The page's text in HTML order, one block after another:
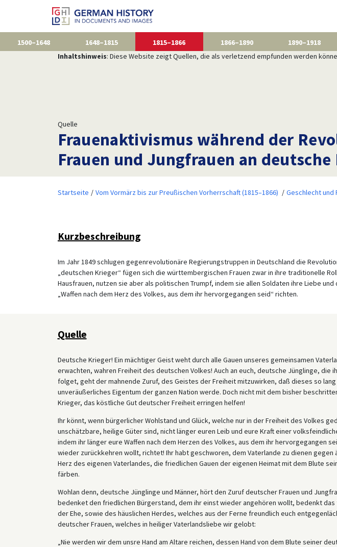
1500–1648 1648–1815 1815–1866 1866–1890 1890–1918
Inhaltshinweis: Diese Website zeigt Quellen, die als verletzend empfunden werden
Quelle
Frauenaktivismus während der
Frauen und Jungfrauen an deutsche
Startseite Vom Vormärz bis zur Preußischen Vorherrschaft (1815–1866) Geschlecht und
Kurzbeschreibung
Im Jahr 1849 schlugen gegenrevolutionäre Regierungstruppen in Deutschland die
„deutschen Krieger“ fügen sich die württembergischen Frauen zwar in ihre traditionelle
Hausfrauen, nutzen sie aber als politischen Trumpf, indem sie allen Soldaten ihre Liebe
„Waffen nach dem Herz des Volkes, aus dem ihr hervorgegangen seid“ richten.
Quelle
Deutsche Krieger! Ein mächtiger Geist weht durch alle Gauen unseres gemeinsamen
erwachten, wahren Freiheit des deutschen Volkes! Auch an euch, deutsche Jünglinge, die
folget, geht der mahnende Zuruf, des Geistes der Freiheit mitzuwirken, daß dieses so
unveräußerliches Eigentum der ganzen Nation werde. Doch nicht mit dem bisher
Krieger, das köstliche Gut deutscher Freiheit erringen helfen!
Ihr könnt, wenn bürgerlicher Wohlstand und Glück, welche nur in der Freiheit des Volkes
unschätzbare, heilige Güter sind, nicht länger euren Leib und eure Kraft einer
indem ihr länger eure Waffen nach dem Herzen des Volkes, aus dem ihr hervorgegangen
wieder zurückkehren wollt, richtet! Ihr habt geschworen, dem Vaterlande zu dienen gegen
Herz des eigenen Vaterlandes, die friedlichen Gauen der eigenen Heimat mit dem Blute
färben.
Wohlan denn, deutsche Jünglinge und Männer, hört den Zuruf deutscher Frauen und
bedenket den friedlichen Bürgerstand, dem ihr einst wieder angehören wollt, bedenkt das
der Ehe, sowie des häuslichen Herdes, welches aus der Ferne freundlich euch
deutscher Frauen, welches in heiliger Vaterlandsliebe wir gelobt:
„Nie werden wir dem unsre Hand am Altare reichen, dessen Hand von dem Blute seiner